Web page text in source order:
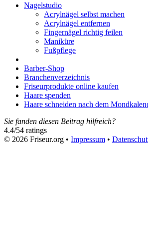
Nagelstudio
Acrylnägel selbst machen
Acrylnägel entfernen
Fingernägel richtig feilen
Maniküre
Fußpflege
Barber-Shop
Branchenverzeichnis
Friseurprodukte online kaufen
Haare spenden
Haare schneiden nach dem
Sie fanden diesen Beitrag hilfreich?
4.4/54 ratings
© 2026 Friseur.org • Impressum •